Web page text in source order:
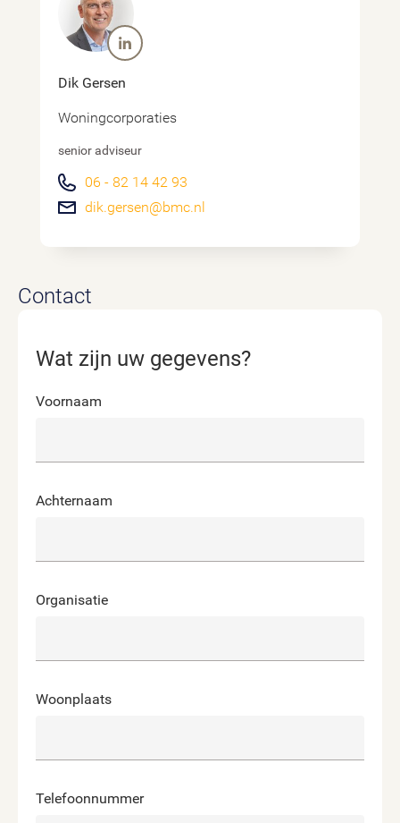
Dik Gersen
Woningcorporaties
senior adviseur
06 - 82 14 42 93
dik.gersen@bmc.nl
Contact
Wat zijn uw gegevens?
Voornaam
Achternaam
Organisatie
Woonplaats
Telefoonnummer